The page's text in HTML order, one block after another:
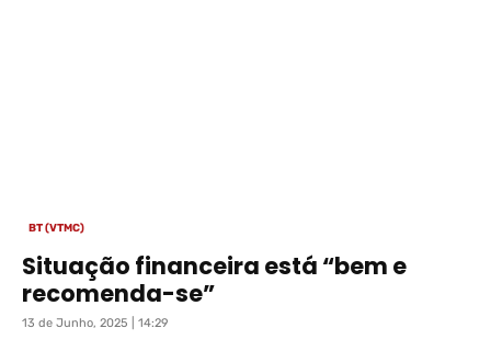
BT (VTMC)
Situação financeira está “bem e
recomenda-se”
13 de Junho, 2025 | 14:29